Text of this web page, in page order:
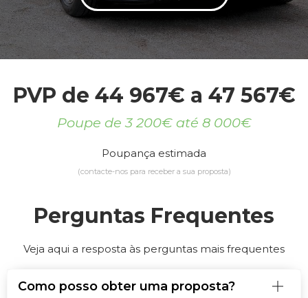
PVP de 44 967€ a 47 567€
Poupe de 3 200€ até 8 000€
Poupança estimada
(contacte-nos para receber a sua proposta)
Perguntas Frequentes
Veja aqui a resposta às perguntas mais frequentes
Como posso obter uma proposta?